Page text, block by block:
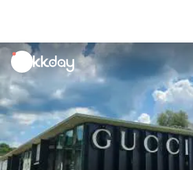
unread
notifications